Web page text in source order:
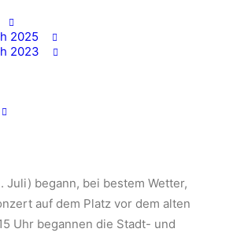
2025
2023
des Festplatzes am
das viertägige Fest ein. Zur
spielte das Jugendorchester der
Zur Eröffnung konnten
Gebrauch von kostenlosen
die Rabatte bei den
ermöglichten.
Juli) begann, bei bestem Wetter,
auf dem Platz vor dem alten
Uhr begannen die Stadt- und